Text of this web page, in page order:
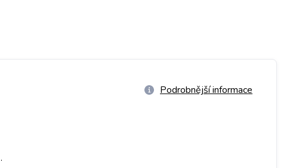
Podrobnější informace